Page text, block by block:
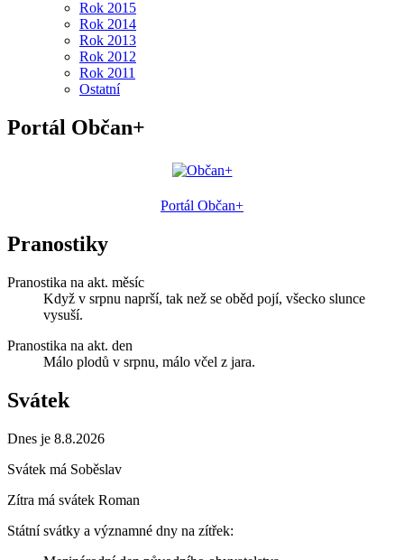
Rok 2015
Rok 2014
Rok 2013
Rok 2012
Rok 2011
Ostatní
Portál Občan+
Portál Občan+
Pranostiky
Pranostika na akt. měsíc
Když v srpnu naprší, tak než se oběd pojí, všecko slunce
vysuší.
Pranostika na akt. den
Málo plodů v srpnu, málo včel z jara.
Svátek
Dnes je 8.8.2026
Svátek má Soběslav
Zítra má svátek Roman
Státní svátky a významné dny na zítřek: